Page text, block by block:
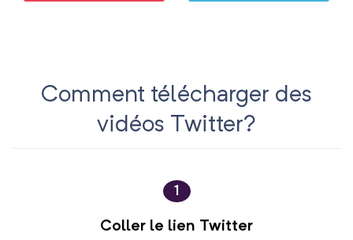
Comment télécharger des
vidéos Twitter?
1
Coller le lien Twitter